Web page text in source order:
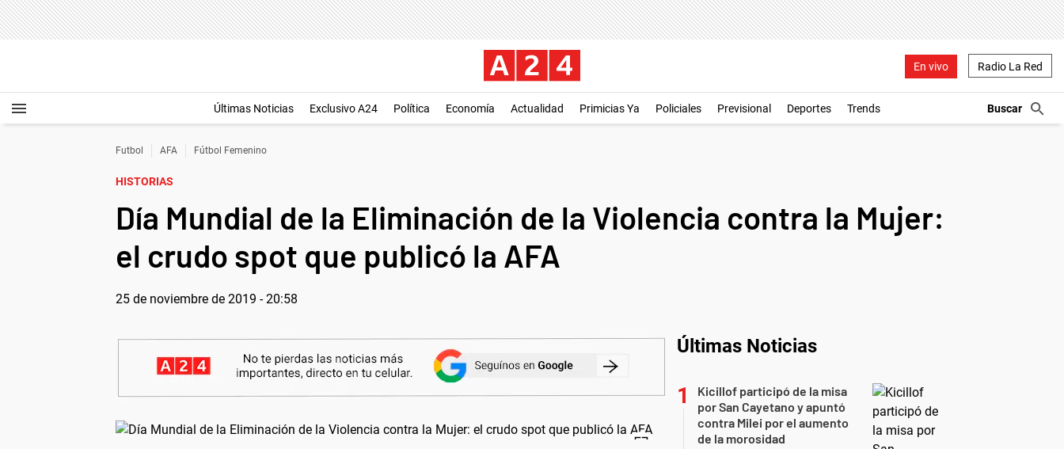
En vivo Radio La Red
Últimas Noticias Exclusivo A24 Política Economía Actualidad Primicias Ya Policiales Previsional Deportes Trends
Futbol AFA Fútbol Femenino
HISTORIAS
Día Mundial de la Eliminación de la Violencia contra la Mujer:
el crudo spot que publicó la AFA
25 de noviembre de 2019 - 20:58
Últimas Noticias
Kicillof participó de la misa
por San Cayetano y apuntó
contra Milei por el aumento
de la morosidad